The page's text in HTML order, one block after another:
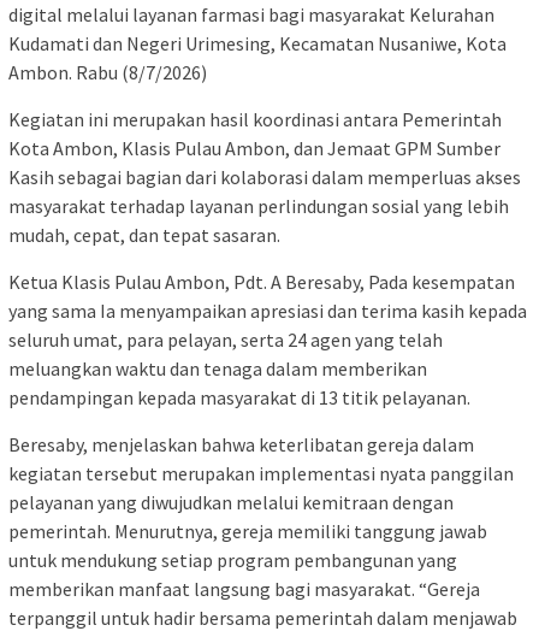
digital melalui layanan farmasi bagi masyarakat Kelurahan
Kudamati dan Negeri Urimesing, Kecamatan Nusaniwe, Kota
Ambon. Rabu (8/7/2026)
Kegiatan ini merupakan hasil koordinasi antara Pemerintah
Kota Ambon, Klasis Pulau Ambon, dan Jemaat GPM Sumber
Kasih sebagai bagian dari kolaborasi dalam memperluas akses
masyarakat terhadap layanan perlindungan sosial yang lebih
mudah, cepat, dan tepat sasaran.
Ketua Klasis Pulau Ambon, Pdt. A Beresaby, Pada kesempatan
yang sama Ia menyampaikan apresiasi dan terima kasih kepada
seluruh umat, para pelayan, serta 24 agen yang telah
meluangkan waktu dan tenaga dalam memberikan
pendampingan kepada masyarakat di 13 titik pelayanan.
Beresaby, menjelaskan bahwa keterlibatan gereja dalam
kegiatan tersebut merupakan implementasi nyata panggilan
pelayanan yang diwujudkan melalui kemitraan dengan
pemerintah. Menurutnya, gereja memiliki tanggung jawab
untuk mendukung setiap program pembangunan yang
memberikan manfaat langsung bagi masyarakat. “Gereja
terpanggil untuk hadir bersama pemerintah dalam menjawab